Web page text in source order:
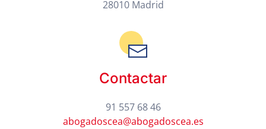
28010 Madrid
Contactar
91 557 68 46
abogadoscea@abogadoscea.es